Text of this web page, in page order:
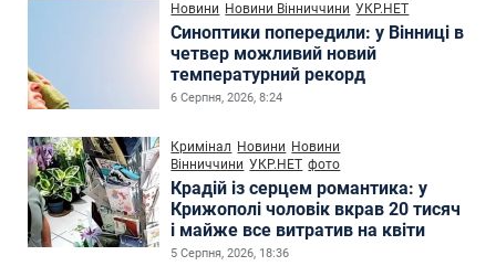
Новини Новини Вінниччини УКР.НЕТ
Синоптики попередили: у Вінниці в
четвер можливий новий
температурний рекорд
6 Серпня, 2026, 8:24
Кримінал Новини Новини
Вінниччини УКР.НЕТ фото
Крадій із серцем романтика: у
Крижополі чоловік вкрав 20 тисяч
і майже все витратив на квіти
5 Серпня, 2026, 18:36